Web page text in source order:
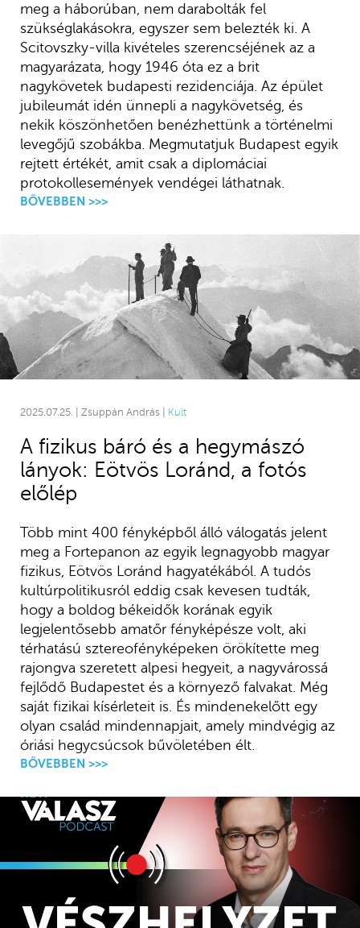
meg a háborúban, nem darabolták fel
szükséglakásokra, egyszer sem belezték ki. A
Scitovszky-villa kivételes szerencséjének az a
magyarázata, hogy 1946 óta ez a brit
nagykövetek budapesti rezidenciája. Az épület
jubileumát idén ünnepli a nagykövetség, és
nekik köszönhetően benézhettünk a történelmi
levegőjű szobákba. Megmutatjuk Budapest egyik
rejtett értékét, amit csak a diplomáciai
protokollesemények vendégei láthatnak.
BŐVEBBEN >>>
2025.07.25. | Zsuppán András | Kult
A fizikus báró és a hegymászó
lányok: Eötvös Loránd, a fotós
előlép
Több mint 400 fényképből álló válogatás jelent
meg a Fortepanon az egyik legnagyobb magyar
fizikus, Eötvös Loránd hagyatékából. A tudós
kultúrpolitikusról eddig csak kevesen tudták,
hogy a boldog békeidők korának egyik
legjelentősebb amatőr fényképésze volt, aki
térhatású sztereofényképeken örökítette meg
rajongva szeretett alpesi hegyeit, a nagyvárossá
fejlődő Budapestet és a környező falvakat. Még
saját fizikai kísérleteit is. És mindenekelőtt egy
olyan család mindennapjait, amely mindvégig az
óriási hegycsúcsok bűvöletében élt.
BŐVEBBEN >>>